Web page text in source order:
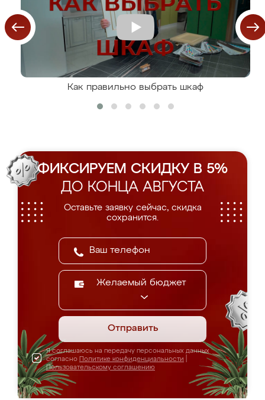
Как правильно выбрать шкаф
ФИКСИРУЕМ СКИДКУ В 5%
ДО КОНЦА АВГУСТА
Оставьте заявку сейчас, скидка
сохранится.
Желаемый бюджет
Отправить
Я соглашаюсь на передачу персональных данных
согласно Политике конфиденциальности
Пользовательскому соглашению